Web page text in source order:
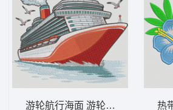
游轮航行海面 游轮探险——航海热